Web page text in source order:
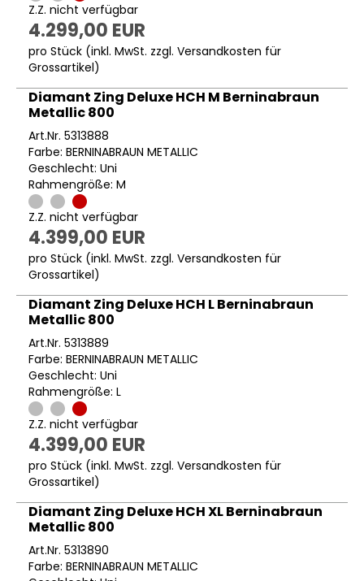
Z.Z. nicht verfügbar
4.299,00 EUR
pro Stück (inkl. MwSt. zzgl. Versandkosten für
Grossartikel)
Diamant Zing Deluxe HCH M Berninabraun
Metallic 800
Art.Nr. 5313888
Farbe: BERNINABRAUN METALLIC
Geschlecht: Uni
Rahmengröße: M
Z.Z. nicht verfügbar
4.399,00 EUR
pro Stück (inkl. MwSt. zzgl. Versandkosten für
Grossartikel)
Diamant Zing Deluxe HCH L Berninabraun
Metallic 800
Art.Nr. 5313889
Farbe: BERNINABRAUN METALLIC
Geschlecht: Uni
Rahmengröße: L
Z.Z. nicht verfügbar
4.399,00 EUR
pro Stück (inkl. MwSt. zzgl. Versandkosten für
Grossartikel)
Diamant Zing Deluxe HCH XL Berninabraun
Metallic 800
Art.Nr. 5313890
Farbe: BERNINABRAUN METALLIC